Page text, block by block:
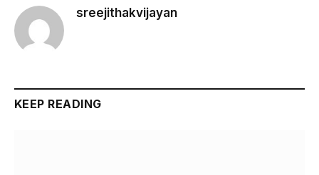
sreejithakvijayan
KEEP READING